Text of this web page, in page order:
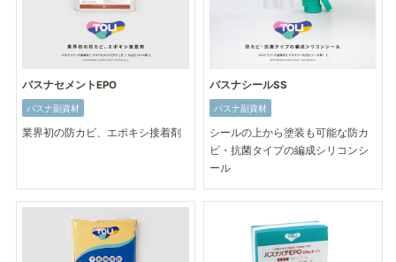
バスナセメントEPO
バスナ副資材
業界初の防カビ、エポキシ接着剤
バスナシールSS
バスナ副資材
シールの上から塗装も可能な防カ
ビ・抗菌タイプの編成シリコンシ
ール